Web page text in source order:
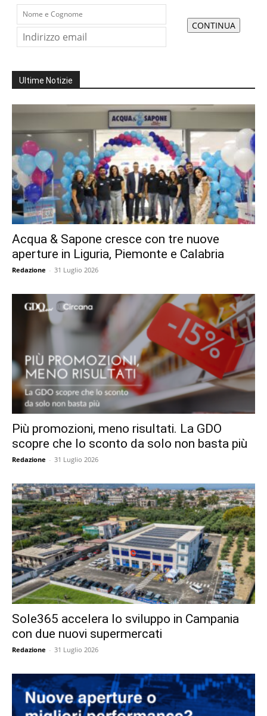
Ultime Notizie
Acqua & Sapone cresce con tre nuove
aperture in Liguria, Piemonte e Calabria
Redazione - 31 Luglio 2026
Più promozioni, meno risultati. La GDO
scopre che lo sconto da solo non basta più
Redazione - 31 Luglio 2026
Sole365 accelera lo sviluppo in Campania
con due nuovi supermercati
Redazione - 31 Luglio 2026